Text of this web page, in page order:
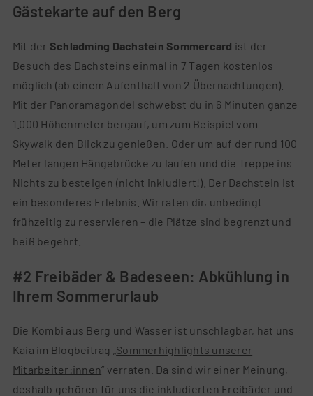
Gästekarte auf den Berg
Mit der Schladming Dachstein Sommercard ist der
Besuch des Dachsteins einmal in 7 Tagen kostenlos
möglich (ab einem Aufenthalt von 2 Übernachtungen).
Mit der Panoramagondel schwebst du in 6 Minuten ganze
1.000 Höhenmeter bergauf, um zum Beispiel vom
Skywalk den Blick zu genießen. Oder um auf der rund 100
Meter langen Hängebrücke zu laufen und die Treppe ins
Nichts zu besteigen (nicht inkludiert!). Der Dachstein ist
ein besonderes Erlebnis. Wir raten dir, unbedingt
frühzeitig zu reservieren – die Plätze sind begrenzt und
heiß begehrt.
#2 Freibäder & Badeseen: Abkühlung in
Ihrem Sommerurlaub
Die Kombi aus Berg und Wasser ist unschlagbar, hat uns
Kaia im Blogbeitrag „Sommerhighlights unserer
Mitarbeiter:innen“ verraten. Da sind wir einer Meinung,
deshalb gehören für uns die inkludierten Freibäder und